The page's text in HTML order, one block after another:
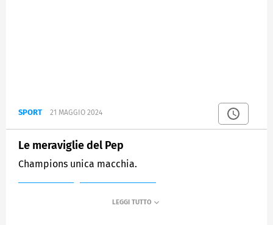
SPORT 21 MAGGIO 2024
Le meraviglie del Pep
Champions unica macchia.